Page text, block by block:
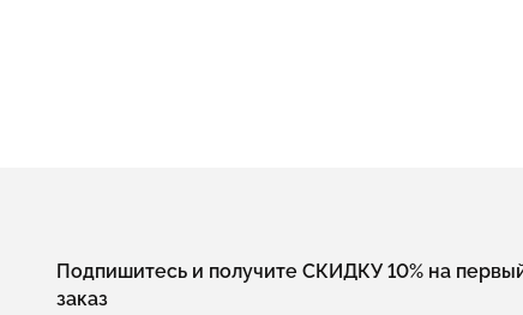
Подпишитесь и получите СКИДКУ 10% на
заказ